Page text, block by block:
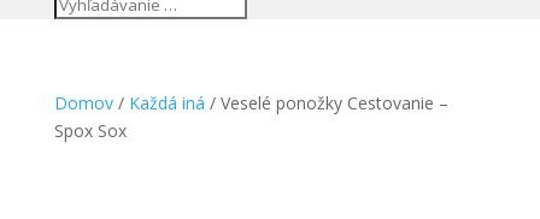
Domov/ Každá iná / Veselé ponožky Cestovanie –
Spox Sox